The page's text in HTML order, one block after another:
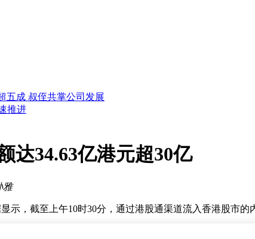
叔侄共掌公司发展
万亿
慧
伙伴
推进
录
万亿
达34.63亿港元超30亿
雅
，截至上午10时30分，通过港股通渠道流入香港股市的